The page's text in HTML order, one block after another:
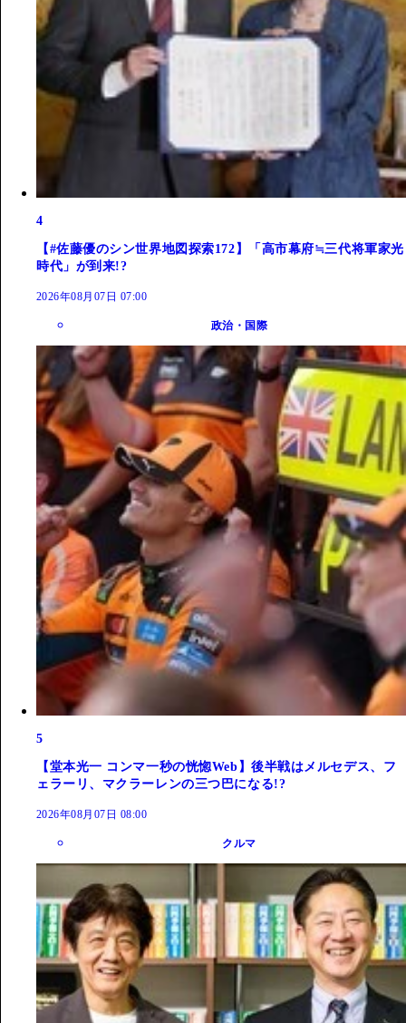
4
【#佐藤優のシン世界地図探索172】「高市幕府≒三代将軍家光
時代」が到来!?
2026年08月07日 07:00
政治・国際
5
【堂本光一 コンマ一秒の恍惚Web】後半戦はメルセデス、フ
ェラーリ、マクラーレンの三つ巴になる!?
2026年08月07日 08:00
クルマ